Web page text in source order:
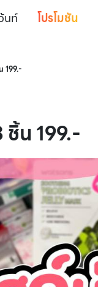
นท์ โปรโมชัน
199.-
ชิ้น 199.-